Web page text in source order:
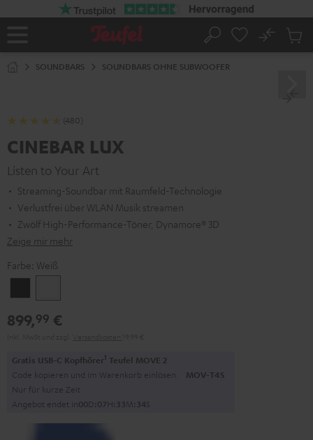
Startseite
Suche
No
SOUNDBARS SOUNDBARS OHNE SUBWOOFER
(480)
CINEBAR LUX
Listen to Your Art
Streaming-Soundbar mit Raumfeld-Technologie
Verlustfrei über WLAN Musik streamen
Zwölf High-Performance-Töner, Dynamore® 3D
Zeige mir mehr
Farbe: Weiß
899,99 €
Gratis USB-C Kopfhörer1 Teufel MOVE 2
Code kopieren und im Warenkorb einlösen. MOV-T4S
Nur für kurze Zeit
Angebot endet in00D:07H: 33M: 33S